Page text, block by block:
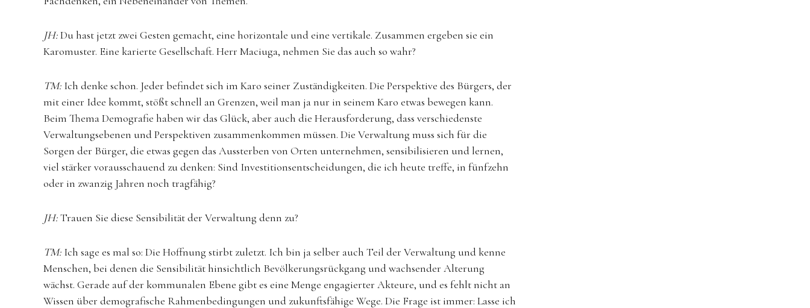
JH:Du hast jetzt zwei Gesten gemacht, eine horizontale und eine vertikale. Zusammen ergeben sie ein
Karomuster. Eine karierte Gesellschaft. Herr Maciuga, nehmen Sie das auch so wahr?
TM: Ich denke schon. Jeder befindet sich im Karo seiner Zuständigkeiten. Die Perspektive des Bürgers, der
mit einer Idee kommt, stößt schnell an Grenzen, weil man ja nur in seinem Karo etwas bewegen kann.
Beim Thema Demografie haben wir das Glück, aber auch die Herausforderung, dass verschiedenste
Verwaltungsebenen und Perspektiven zusammenkommen müssen. Die Verwaltung muss sich für die
Sorgen der Bürger, die etwas gegen das Aussterben von Orten unternehmen, sensibilisieren und lernen,
viel stärker vorausschauend zu denken: Sind Investitionsentscheidungen, die ich heute treffe, in fünfzehn
oder in zwanzig Jahren noch tragfähig?
JH:Trauen Sie diese Sensibilität der Verwaltung denn zu?
TM: Ich sage es mal so: Die Hoffnung stirbt zuletzt. Ich bin ja selber auch Teil der Verwaltung und kenne
Menschen, bei denen die Sensibilität hinsichtlich Bevölkerungsrückgang und wachsender Alterung
wächst. Gerade auf der kommunalen Ebene gibt es eine Menge engagierter Akteure, und es fehlt nicht an
Wissen über demografische Rahmenbedingungen und zukunftsfähige Wege. Die Frage ist immer: Lasse ich